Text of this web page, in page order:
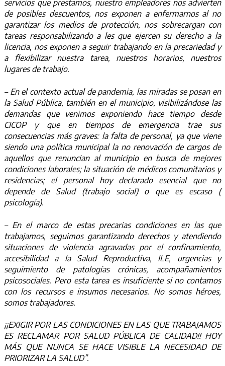
servicios que prestamos, nuestro empleadores nos advierten
de posibles descuentos, nos exponen a enfermarnos al no
garantizar los medios de protección, nos sobrecargan con
tareas responsabilizando a les que ejercen su derecho a la
licencia, nos exponen a seguir trabajando en la precariedad y
a flexibilizar nuestra tarea, nuestros horarios, nuestros
lugares de trabajo.
– En el contexto actual de pandemia, las miradas se posan en
la Salud Pública, también en el municipio, visibilizándose las
demandas que venimos exponiendo hace tiempo desde
CICOP y que en tiempos de emergencia trae sus
consecuencias más graves: la falta de personal, ya que viene
siendo una política municipal la no renovación de cargos de
aquellos que renuncian al municipio en busca de mejores
condiciones laborales; la situación de médicos comunitarios y
residencias; el personal hoy declarado esencial que no
depende de Salud (trabajo social) o que es escaso (
psicología).
– En el marco de estas precarias condiciones en las que
trabajamos, seguimos garantizando derechos y atendiendo
situaciones de violencia agravadas por el confinamiento,
accesibilidad a la Salud Reproductiva, ILE, urgencias y
seguimiento de patologías crónicas, acompañamientos
psicosociales. Pero esta tarea es insuficiente si no contamos
con los recursos e insumos necesarios. No somos héroes,
somos trabajadores.
¡¡EXIGIR POR LAS CONDICIONES EN LAS QUE TRABAJAMOS
ES RECLAMAR POR SALUD PÚBLICA DE CALIDAD!! HOY
MÁS QUE NUNCA SE HACE VISIBLE LA NECESIDAD DE
PRIORIZAR LA SALUD”.